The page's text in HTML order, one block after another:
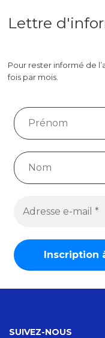
Lettre
Pour rester informé de
fois par mois.
SUIVEZ-NOUS